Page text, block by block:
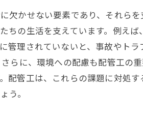
欠かせない要素であり、それら
ちの生活を支えています。例え
管理されていないと、事故やト
らに、環境への配慮も配管工の
配管工は、これらの課題に対処
う。